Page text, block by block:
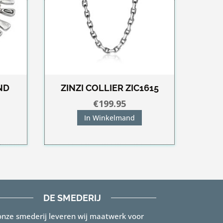
ZINZI COLLIER ZIC1615
€199.95
In Winkelmand
DE SMEDERIJ
smederij leveren wij maatwerk voor